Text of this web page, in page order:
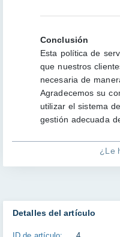
Conclusión
Esta política de
que nuestros
necesaria de
Agradecemos su
utilizar el sistema
gestión adecuada
¿Le
Detalles del artículo